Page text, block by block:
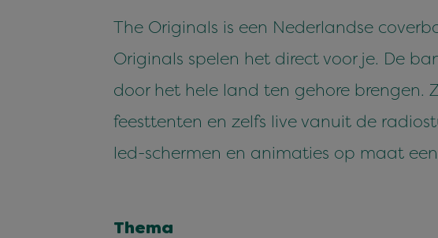
The Originals is een Nederlandse
Originals spelen het direct voor je. De
door het hele land ten gehore brengen.
feesttenten en zelfs live vanuit de
led-schermen en animaties op maat
Thema